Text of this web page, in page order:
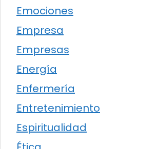
Emociones
Empresa
Empresas
Energía
Enfermería
Entretenimiento
Espiritualidad